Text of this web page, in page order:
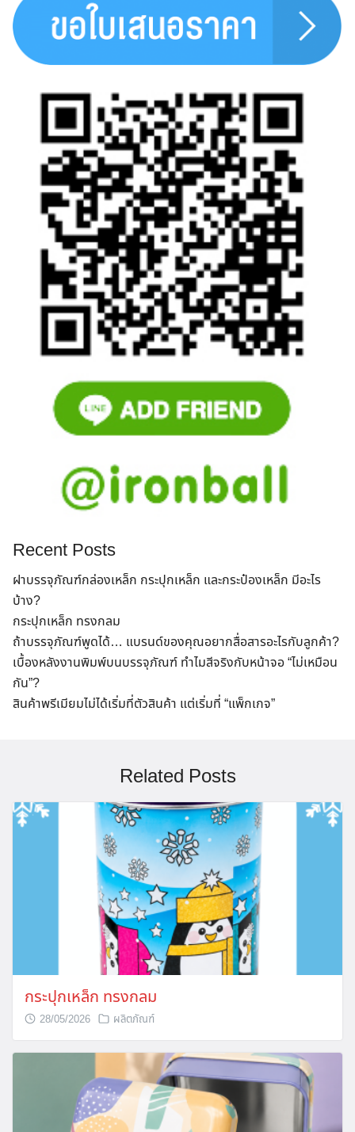
Search
for:
Recent Posts
ฝาบรรจุภัณฑ์กล่องเหล็ก กระปุกเหล็ก และกระป๋องเหล็ก มีอะไร
บ้าง?
กระปุกเหล็ก ทรงกลม
ถ้าบรรจุภัณฑ์พูดได้… แบรนด์ของคุณอยากสื่อสารอะไรกับลูกค้า?
เบื้องหลังงานพิมพ์บนบรรจุภัณฑ์ ทำไมสีจริงกับหน้าจอ “ไม่เหมือน
กัน”?
สินค้าพรีเมียมไม่ได้เริ่มที่ตัวสินค้า แต่เริ่มที่ “แพ็กเกจ”
Related Posts
กระปุกเหล็ก ทรงกลม
28/05/2026 ผลิตภัณฑ์